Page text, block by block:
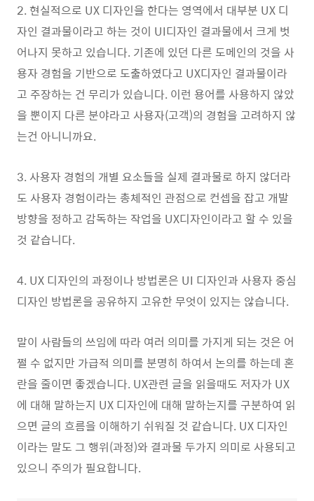
2. 현실적으로 UX 디자인을 한다는 영역에서 대부분 UX 디
자인 결과물이라고 하는 것이 UI디자인 결과물에서 크게 벗
어나지 못하고 있습니다. 기존에 있던 다른 도메인의 것을 사
용자 경험을 기반으로 도출하였다고 UX디자인 결과물이라
고 주장하는 건 무리가 있습니다. 이런 용어를 사용하지 않았
을 뿐이지 다른 분야라고 사용자(고객)의 경험을 고려하지 않
는건 아니니까요.
3. 사용자 경험의 개별 요소들을 실제 결과물로 하지 않더라
도 사용자 경험이라는 총체적인 관점으로 컨셉을 잡고 개발
방향을 정하고 감독하는 작업을 UX디자인이라고 할 수 있을
것 같습니다.
4. UX 디자인의 과정이나 방법론은 UI 디자인과 사용자 중심
디자인 방법론을 공유하지 고유한 무엇이 있지는 않습니다.
말이 사람들의 쓰임에 따라 여러 의미를 가지게 되는 것은 어
쩔 수 없지만 가급적 의미를 분명히 하여서 논의를 하는데 혼
란을 줄이면 좋겠습니다. UX관련 글을 읽을때도 저자가 UX
에 대해 말하는지 UX 디자인에 대해 말하는지를 구분하여 읽
으면 글의 흐름을 이해하기 쉬워질 것 같습니다. UX 디자인
이라는 말도 그 행위(과정)와 결과물 두가지 의미로 사용되고
있으니 주의가 필요합니다.